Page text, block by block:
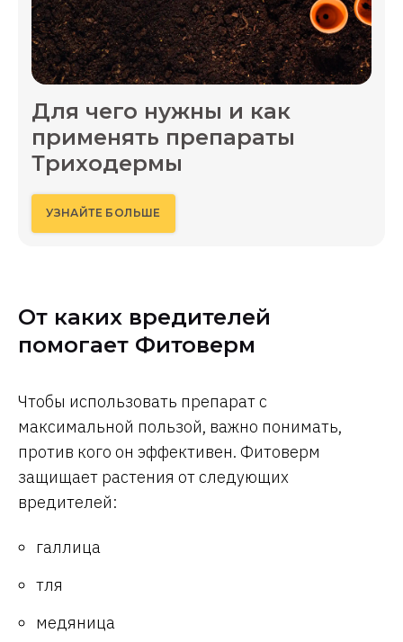
Для чего нужны и как
применять препараты
Триходермы
УЗНАЙТЕ БОЛЬШЕ
От каких вредителей
помогает Фитоверм
Чтобы использовать препарат с
максимальной пользой, важно понимать,
против кого он эффективен. Фитоверм
защищает растения от следующих
вредителей:
галлица
тля
медяница